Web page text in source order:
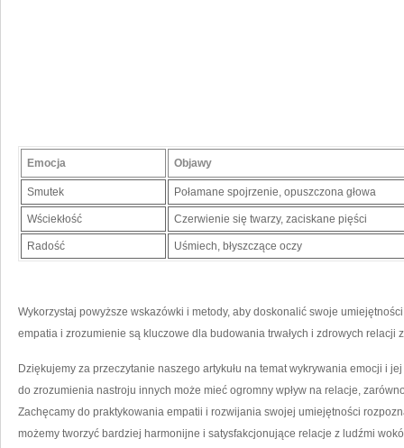
Emocja Objawy
Smutek Połamane spojrzenie, opuszczona głowa
Wściekłość Czerwienie się​ twarzy, zaciskane pięści
Radość Uśmiech, błyszczące oczy
Wykorzystaj powyższe wskazówki i metody, aby ⁢doskonalić swoje
empatia‌ i zrozumienie​ są kluczowe dla budowania trwałych i zdrowych relacji
Dziękujemy za ⁢przeczytanie naszego artykułu na temat wykrywania emocji i
do⁤ zrozumienia nastroju innych⁤ może mieć ogromny⁢ wpływ na relacje,
Zachęcamy do praktykowania empatii i rozwijania swojej umiejętności
możemy ⁤tworzyć bardziej harmonijne i satysfakcjonujące relacje z ludźmi